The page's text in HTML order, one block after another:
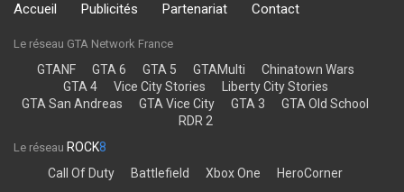
Accueil Publicités Partenariat Contact
Le réseau GTA Network France
GTANF GTA 6 GTA 5 GTAMulti
Chinatown Wars
GTA 4
Vice City Stories
Liberty City Stories
GTA San Andreas
GTA Vice City GTA 3
GTA Old School
RDR 2
Le réseau ROCK8
Call Of Duty
Battlefield Xbox One HeroCorner